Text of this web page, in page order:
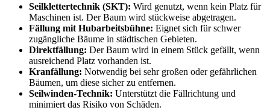
Seilklettertechnik (SKT): Wird genutzt, wenn kein Platz für
Maschinen ist. Der Baum wird stückweise abgetragen.
Fällung mit Hubarbeitsbühne: Eignet sich für schwer
zugängliche Bäume in städtischen Gebieten.
Direktfällung: Der Baum wird in einem Stück gefällt, wenn
ausreichend Platz vorhanden ist.
Kranfällung: Notwendig bei sehr großen oder gefährlichen
Bäumen, um diese sicher zu entfernen.
Seilwinden-Technik: Unterstützt die Fällrichtung und
minimiert das Risiko von Schäden.